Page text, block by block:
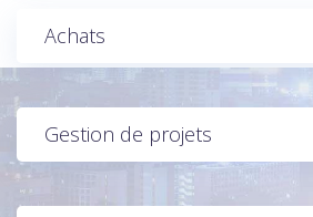
Achats
Gestion de projets